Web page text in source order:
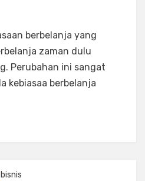
berbelanja yang
zaman dulu
Perubahan ini sangat
kebiasaa berbelanja
bisnis